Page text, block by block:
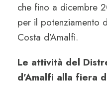
che fino a dicembre
per il potenziamento
Costa d’Amalfi.
Le attività del
d’Amalfi alla fiera